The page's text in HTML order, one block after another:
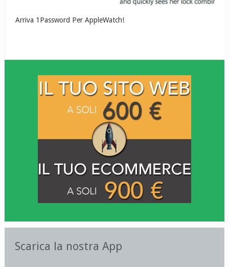
Arriva 1Password Per AppleWatch!
Scarica la nostra App